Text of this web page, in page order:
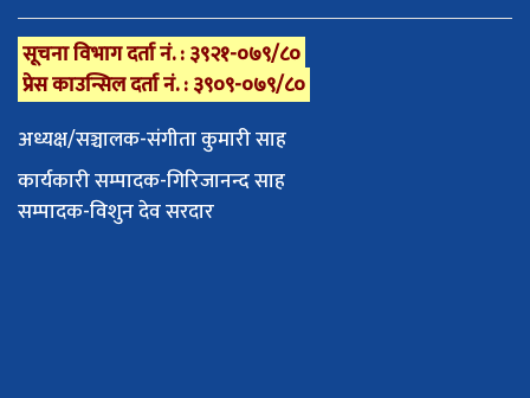
सूचना विभाग दर्ता नं. : ३९२१-०७९/८०
प्रेस काउन्सिल दर्ता नं. : ३९०९-०७९/८०
अध्यक्ष/सञ्चालक-संगीता कुमारी साह
कार्यकारी सम्पादक-गिरिजानन्द साह
सम्पादक-विशुन देव सरदार